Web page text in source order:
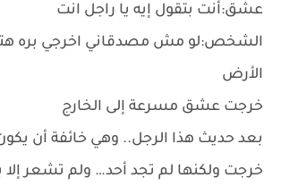
عشق:أنت بتقول إيه يا راجل انت
الشخص:لو مش مصدقاني اخرجي بره
الأرض
خرجت عشق مسرعة إلى الخارج
بعد حديث هذا الرجل.. وهي خائفة أن
خرجت ولكنها لم تجد أحد… ولم تشعر